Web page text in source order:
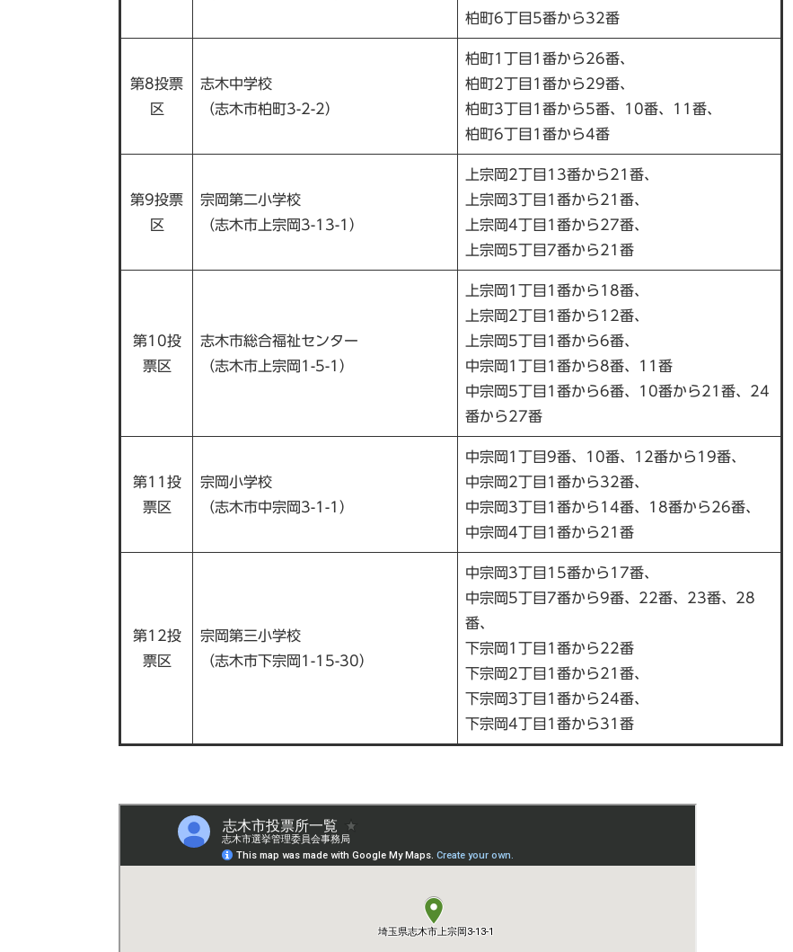
柏町6丁目5番から32番
第8投票
区
志木中学校
（志木市柏町3-2-2）
柏町1丁目1番から26番、
柏町2丁目1番から29番、
柏町3丁目1番から5番、10番、11番、
柏町6丁目1番から4番
第9投票
区
宗岡第二小学校
（志木市上宗岡3-13-1）
上宗岡2丁目13番から21番、
上宗岡3丁目1番から21番、
上宗岡4丁目1番から27番、
上宗岡5丁目7番から21番
第10投
票区
志木市総合福祉センター
（志木市上宗岡1-5-1）
上宗岡1丁目1番から18番、
上宗岡2丁目1番から12番、
上宗岡5丁目1番から6番、
中宗岡1丁目1番から8番、11番
中宗岡5丁目1番から6番、10番から21番、24
番から27番
第11投
票区
宗岡小学校
（志木市中宗岡3-1-1）
中宗岡1丁目9番、10番、12番から19番、
中宗岡2丁目1番から32番、
中宗岡3丁目1番から14番、18番から26番、
中宗岡4丁目1番から21番
第12投
票区
宗岡第三小学校
（志木市下宗岡1-15-30）
中宗岡3丁目15番から17番、
中宗岡5丁目7番から9番、22番、23番、28
番、
下宗岡1丁目1番から22番
下宗岡2丁目1番から21番、
下宗岡3丁目1番から24番、
下宗岡4丁目1番から31番